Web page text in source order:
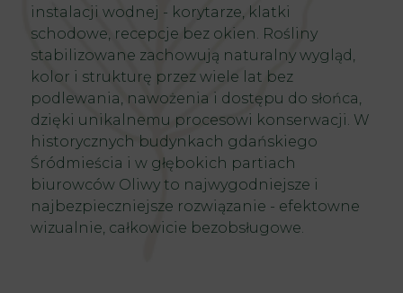
instalacji wodnej - korytarze, klatki
schodowe, recepcje bez okien. Rośliny
stabilizowane zachowują naturalny wygląd,
kolor i strukturę przez wiele lat bez
podlewania, nawożenia i dostępu do słońca,
dzięki unikalnemu procesowi konserwacji. W
historycznych budynkach gdańskiego
Śródmieścia i w głębokich partiach
biurowców Oliwy to najwygodniejsze i
najbezpieczniejsze rozwiązanie - efektowne
wizualnie, całkowicie bezobsługowe.